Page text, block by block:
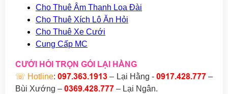
Cho Thuê Âm Thanh Loa Đài
Cho Thuê Xích Lô Ăn Hỏi
Cho Thuê Xe Cưới
Cung Cấp MC
CƯỚI HỎI TRỌN GÓI LẠI HẰNG
☏ Hotline:097.363.1913 – Lại Hằng - 0917.428.777–
Bùi Xướng – 0369.428.777 – Lại Ngân.